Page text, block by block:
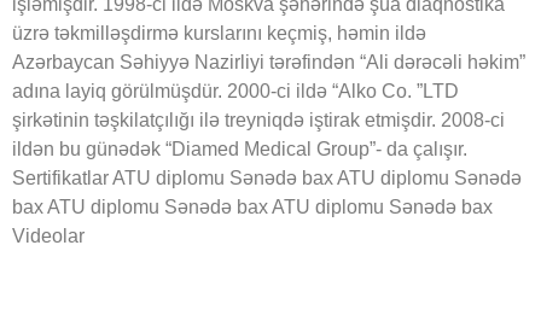
üzrə təkmilləşdirmə kurslarını keçmiş, həmin ildə
Azərbaycan Səhiyyə Nazirliyi tərəfindən “Ali dərəcəli həkim”
adına layiq görülmüşdür. 2000-ci ildə “Alko Co. ”LTD
şirkətinin təşkilatçılığı ilə treyniqdə iştirak etmişdir. 2008-ci
ildən bu günədək “Diamed Medical Group”- da çalışır.
Sertifikatlar ATU diplomu Sənədə bax ATU diplomu Sənədə
bax ATU diplomu Sənədə bax ATU diplomu Sənədə bax
Videolar